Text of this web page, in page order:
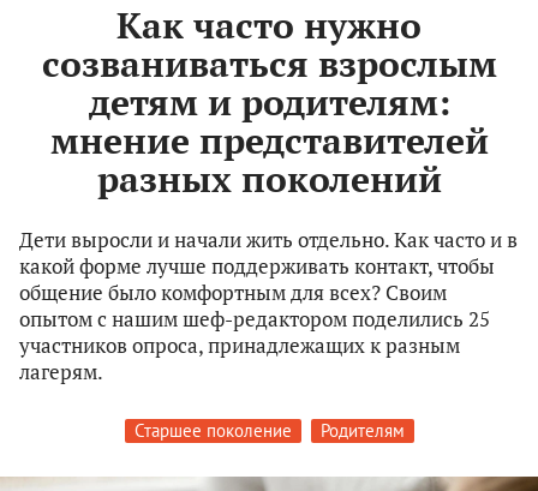
Как часто нужно
созваниваться взрослым
детям и родителям:
мнение представителей
разных поколений
Дети выросли и начали жить отдельно. Как часто и в
какой форме лучше поддерживать контакт, чтобы
общение было комфортным для всех? Своим
опытом с нашим шеф-редактором поделились 25
участников опроса, принадлежащих к разным
лагерям.
Старшее поколение Родителям